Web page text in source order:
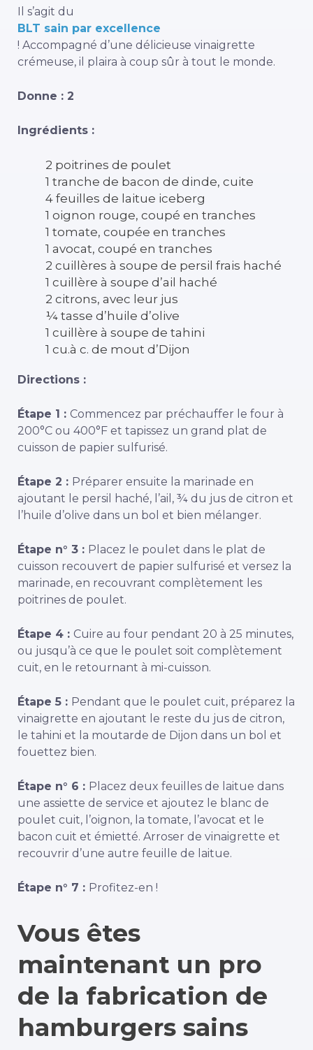
Il s’agit du
BLT sain par excellence
! Accompagné d’une délicieuse vinaigrette
crémeuse, il plaira à coup sûr à tout le monde.
Donne : 2
Ingrédients :
2 poitrines de poulet
1 tranche de bacon de dinde, cuite
4 feuilles de laitue iceberg
1 oignon rouge, coupé en tranches
1 tomate, coupée en tranches
1 avocat, coupé en tranches
2 cuillères à soupe de persil frais haché
1 cuillère à soupe d’ail haché
2 citrons, avec leur jus
¼ tasse d’huile d’olive
1 cuillère à soupe de tahini
1 cu.à c. de mout d’Dijon
Directions :
Étape 1 : Commencez par préchauffer le four à
200°C ou 400°F et tapissez un grand plat de
cuisson de papier sulfurisé.
Étape 2 : Préparer ensuite la marinade en
ajoutant le persil haché, l’ail, ¾ du jus de citron et
l’huile d’olive dans un bol et bien mélanger.
Étape n° 3 : Placez le poulet dans le plat de
cuisson recouvert de papier sulfurisé et versez la
marinade, en recouvrant complètement les
poitrines de poulet.
Étape 4 : Cuire au four pendant 20 à 25 minutes,
ou jusqu’à ce que le poulet soit complètement
cuit, en le retournant à mi-cuisson.
Étape 5 : Pendant que le poulet cuit, préparez la
vinaigrette en ajoutant le reste du jus de citron,
le tahini et la moutarde de Dijon dans un bol et
fouettez bien.
Étape n° 6 : Placez deux feuilles de laitue dans
une assiette de service et ajoutez le blanc de
poulet cuit, l’oignon, la tomate, l’avocat et le
bacon cuit et émietté. Arroser de vinaigrette et
recouvrir d’une autre feuille de laitue.
Étape n° 7 : Profitez-en !
Vous êtes
maintenant un pro
de la fabrication de
hamburgers sains